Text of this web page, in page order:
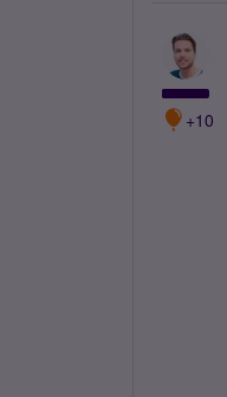
+10